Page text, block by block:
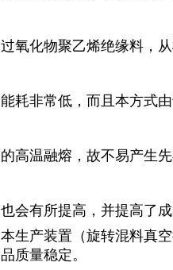
过氧化物聚乙烯绝缘料，
能耗非常低，而且本方式
的高温融熔，故不易产生
也会有所提高，并提高了
本生产装置（旋转混料真
品质量稳定。